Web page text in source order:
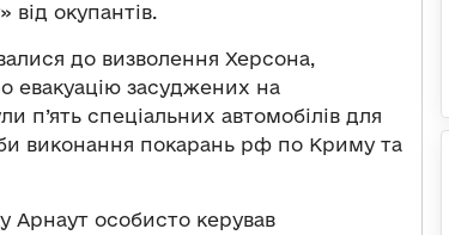
від окупантів.
до визволення Херсона,
евакуацію засуджених на
п’ять спеціальних автомобілів для
виконання покарань рф по Криму та
Арнаут особисто керував